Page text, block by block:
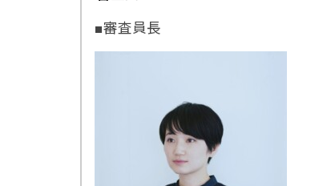
■審査員長